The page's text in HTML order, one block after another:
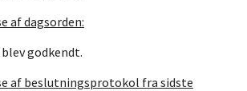
af dagsorden:
godkendt.
af beslutningsprotokol fra sidste